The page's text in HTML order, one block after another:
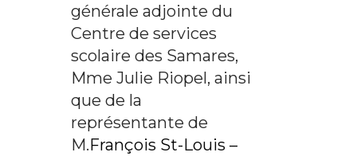
générale adjointe du
Centre de services
scolaire des Samares,
Mme Julie Riopel, ainsi
que de la
représentante de
M.François St-Louis –